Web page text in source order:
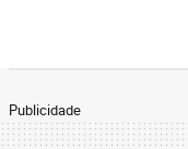
Publicidade